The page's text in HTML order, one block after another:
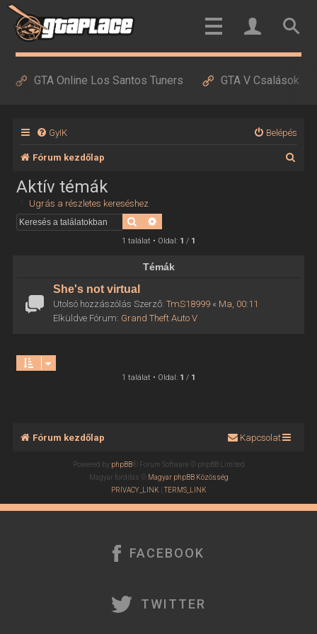
GTA Online Los Santos Tuners GTA V Csalások
GyIK Belépés
Fórum kezdőlap
Aktív témák
Ugrás a részletes kereséshez
Keresés
1 találat • Oldal: 1 / 1
Témák
She's not virtual
Utolsó hozzászólás Szerző: TmS18999« Ma, 00:11
Elküldve Fórum: Grand Theft Auto V
1 találat • Oldal: 1 / 1
Fórum kezdőlap Kapcsolat
Powered by phpBB® Forum Software © phpBB Limited
Magyar fordítás ©
Magyar phpBB Közösség
PRIVACY_LINK| TERMS_LINK
FACEBOOK
TWITTER